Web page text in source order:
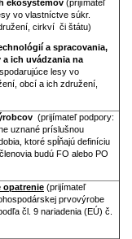
ekosystémov (prijímateľ
vo vlastníctve súkr.
cirkví či štátu)
a spracovania,
ich uvádzania na
lesy vo
obcí a ich združení,
(prijímateľ podpory:
uznané príslušnou
ktoré spĺňajú definíciu
budú FO alebo PO
opatrenie (prijímateľ
prvovýrobe
čl. 9 nariadenia (EÚ) č.